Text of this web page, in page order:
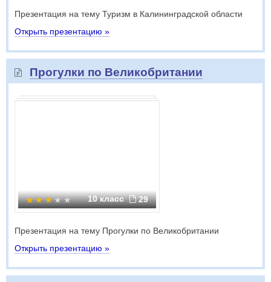
Презентация на тему Туризм в Калининградской области
Открыть презентацию »
Прогулки по Великобритании
10 класс 29
Презентация на тему Прогулки по Великобритании
Открыть презентацию »